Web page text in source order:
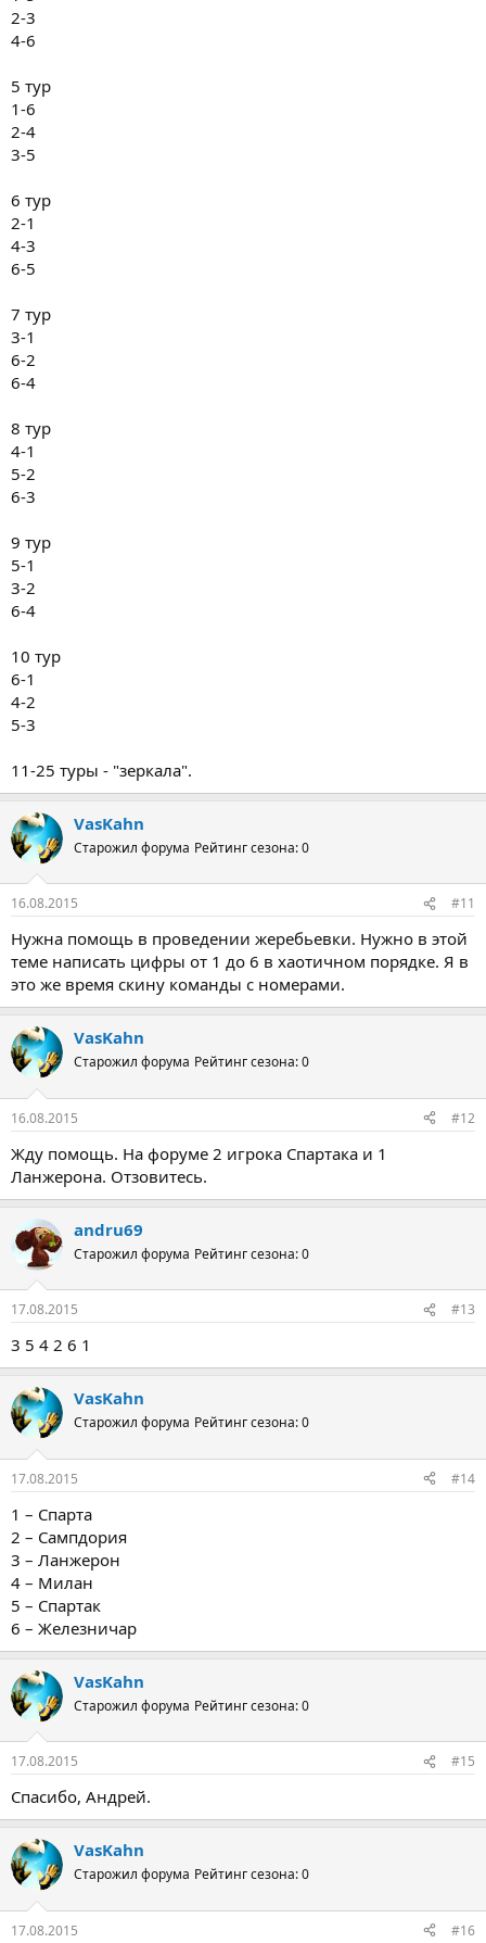
2-3
4-6
5 тур
1-6
2-4
3-5
6 тур
2-1
4-3
6-5
7 тур
3-1
6-2
6-4
8 тур
4-1
5-2
6-3
9 тур
5-1
3-2
6-4
10 тур
6-1
4-2
5-3
11-25 туры - "зеркала".
VasKahn
Старожил форума Рейтинг сезона: 0
16.08.2015 #11
Нужна помощь в проведении жеребьевки. Нужно в этой
теме написать цифры от 1 до 6 в хаотичном порядке. Я в
это же время скину команды с номерами.
VasKahn
Старожил форума Рейтинг сезона: 0
16.08.2015 #12
Жду помощь. На форуме 2 игрока Спартака и 1
Ланжерона. Отзовитесь.
andru69
Старожил форума Рейтинг сезона: 0
17.08.2015 #13
3 5 4 2 6 1
VasKahn
Старожил форума Рейтинг сезона: 0
17.08.2015 #14
1 – Спарта
2 – Сампдория
3 – Ланжерон
4 – Милан
5 – Спартак
6 – Железничар
VasKahn
Старожил форума Рейтинг сезона: 0
17.08.2015 #15
Спасибо, Андрей.
VasKahn
Старожил форума Рейтинг сезона: 0
17.08.2015 #16